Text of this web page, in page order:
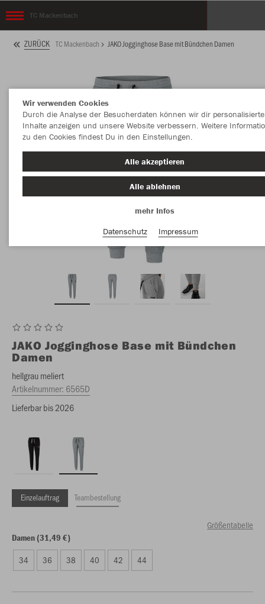
TC Mackenbach
ZURÜCK TC Mackenbach JAKO Jogginghose Base mit Bündchen Damen
JAKO Jogginghose Base mit Bündchen
Damen
hellgrau meliert
Artikelnummer: 6565D
Lieferbar bis 2026
Einzelauftrag Teambestellung
Größentabelle
Damen (31,49 €)
34 36 38 40 42 44
Wir verwenden Cookies
Durch die Analyse der Besucherdaten können wir dir personalisierte
Inhalte anzeigen und unsere Website verbessern. Weitere
zu den Cookies findest Du in den Einstellungen.
Alle akzeptieren
Alle ablehnen
mehr Infos
Datenschutz
Impressum